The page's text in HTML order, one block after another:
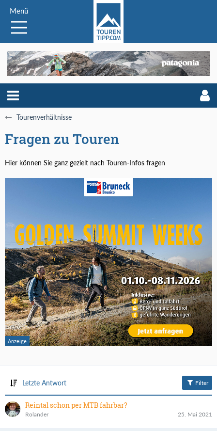
Menü
Tourenverhältnisse
Fragen zu Touren
Hier können Sie ganz gezielt nach Touren-Infos fragen
Letzte Antwort Filter
Reintal schon per MTB fahrbar?
Rolander 25. Mai 2021